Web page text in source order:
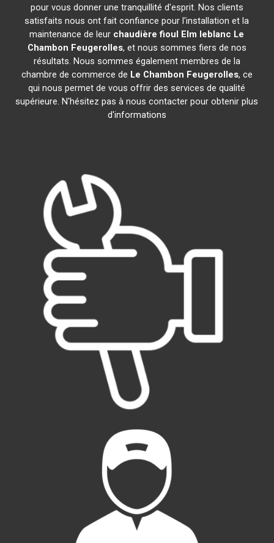
pour vous donner une tranquillité d'esprit. Nos clients
satisfaits nous ont fait confiance pour l'installation et la
maintenance de leur chaudière fioul Elm leblanc Le
Chambon Feugerolles, et nous sommes fiers de nos
résultats. Nous sommes également membres de la
chambre de commerce de Le Chambon Feugerolles, ce
qui nous permet de vous offrir des services de qualité
supérieure. N'hésitez pas à nous contacter pour obtenir plus
d'informations